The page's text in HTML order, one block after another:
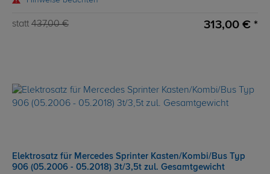
statt 437,00 € 313,00 € *
Elektrosatz für Mercedes Sprinter Kasten/Kombi/Bus Typ
906 (05.2006 - 05.2018) 3t/3,5t zul. Gesamtgewicht